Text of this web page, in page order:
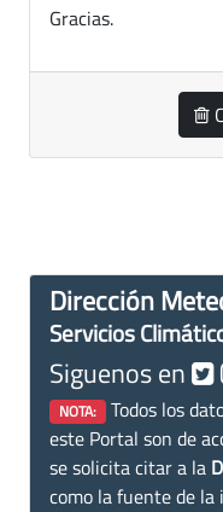
Gracias.
Dirección
Servicios
Siguenos en
NOTA: Todos los
este Portal son de
se solicita citar a la
como la fuente de la